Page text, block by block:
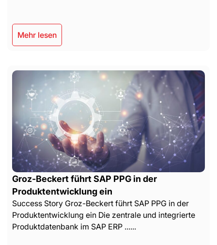
Mehr lesen
Groz-Beckert führt SAP PPG in der
Produktentwicklung ein
Success Story Groz-Beckert führt SAP PPG in der
Produktentwicklung ein Die zentrale und integrierte
Produktdatenbank im SAP ERP ......